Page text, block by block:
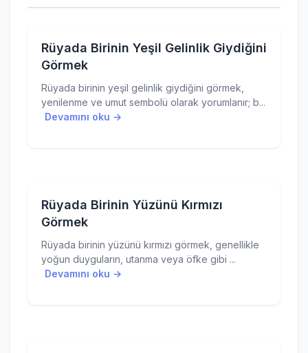
Rüyada Birinin Yeşil Gelinlik Giydiğini
Görmek
Rüyada birinin yeşil gelinlik giydiğini görmek,
yenilenme ve umut sembolü olarak yorumlanır; b...
Devamını oku →
Rüyada Birinin Yüzünü Kırmızı
Görmek
Rüyada birinin yüzünü kırmızı görmek, genellikle
yoğun duyguların, utanma veya öfke gibi ...
Devamını oku →